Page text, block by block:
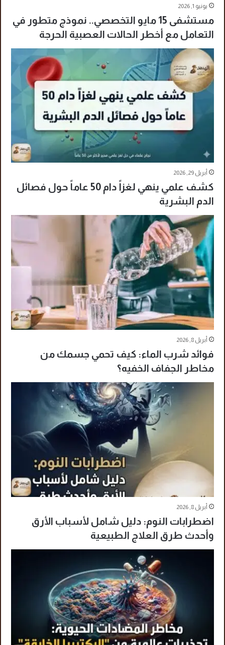
يونيو 1, 2026
مستشفى 15 مايو التخصصي.. نموذج متطور في
التعامل مع أخطر الحالات العصبية الحرجة
أبريل 29, 2026
كشف علمي ينهي لغزاً دام 50 عاماً حول فصائل
الدم البشرية
أبريل 8, 2026
فوائد شرب الماء: كيف تحمي جسمك من
مخاطر الجفاف الخفيه؟
أبريل 8, 2026
اضطرابات النوم: دليل شامل لأسباب الأرق
وأحدث طرق العلاج الطبيعية